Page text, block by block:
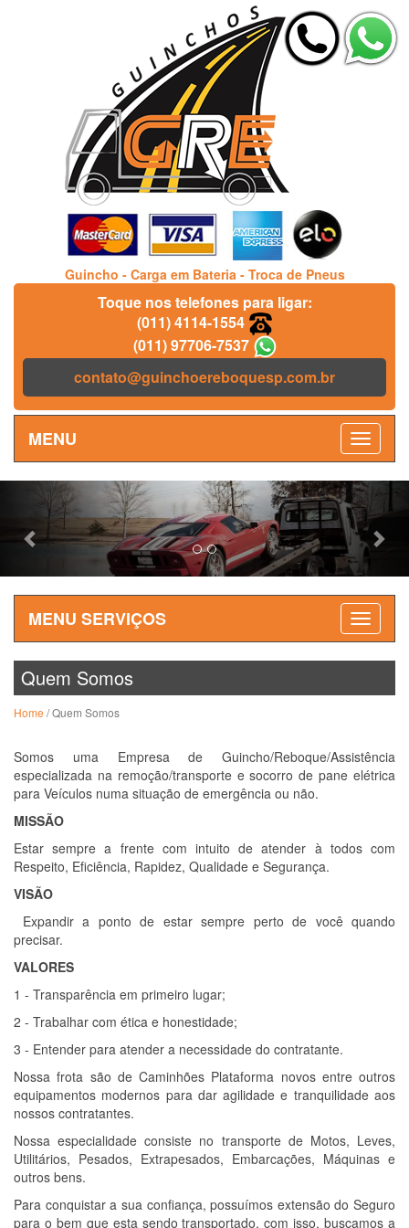
Guincho - Carga em Bateria - Troca de Pneus
Toque nos telefones para ligar:
(011) 4114-1554
(011) 97706-7537
contato@guinchoereboquesp.com.br
MENU
Previous
MENU SERVIÇOS
Quem Somos
Home / Quem Somos
Somos uma Empresa de Guincho/Reboque/Assistência
especializada na remoção/transporte e socorro de pane elétrica
para Veículos numa situação de emergência ou não.
MISSÃO
Estar sempre a frente com intuito de atender à todos com
Respeito, Eficiência, Rapidez, Qualidade e Segurança.
VISÃO
Expandir a ponto de estar sempre perto de você quando
precisar.
VALORES
1 - Transparência em primeiro lugar;
2 - Trabalhar com ética e honestidade;
3 - Entender para atender a necessidade do contratante.
Nossa frota são de Caminhões Plataforma novos entre outros
equipamentos modernos para dar agilidade e tranquilidade aos
nossos contratantes.
Nossa especialidade consiste no transporte de Motos, Leves,
Utilitários, Pesados, Extrapesados, Embarcações, Máquinas e
outros bens.
Para conquistar a sua confiança, possuímos extensão do Seguro
para o bem que esta sendo transportado, com isso, buscamos a